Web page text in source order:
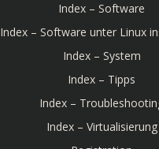
Index – Software
Index – Software unter Linux
Index – System
Index – Tipps
Index –
Index – Virtualisierung